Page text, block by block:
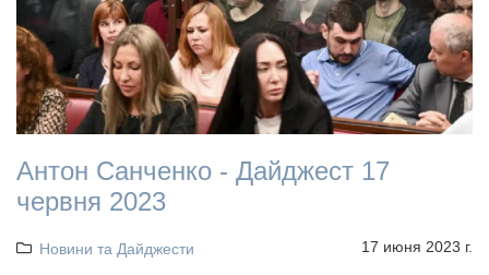
Антон Санченко - Дайджест 17
червня 2023
Новини та Дайджести 17 июня 2023 г.